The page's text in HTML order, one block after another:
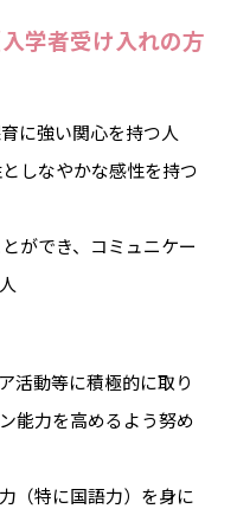
学者受け入れの方
に強い関心を持つ人
しなやかな感性を持つ
ができ、コミュニケー
活動等に積極的に取り
能力を高めるよう努め
（特に国語力）を身に